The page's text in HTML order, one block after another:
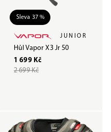
Sleva 37 %
JUNIOR
Hůl Vapor X3 Jr 50
1 699 Kč
2 699 Kč